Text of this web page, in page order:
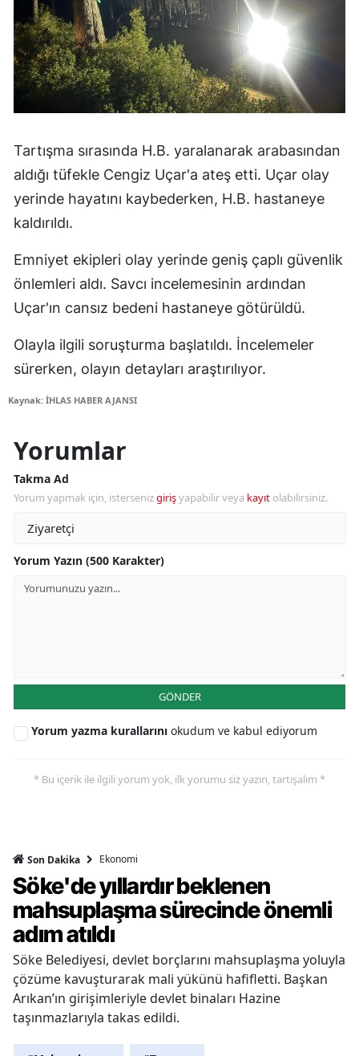
Tartışma sırasında H.B. yaralanarak arabasından
aldığı tüfekle Cengiz Uçar'a ateş etti. Uçar olay
yerinde hayatını kaybederken, H.B. hastaneye
kaldırıldı.
Emniyet ekipleri olay yerinde geniş çaplı güvenlik
önlemleri aldı. Savcı incelemesinin ardından
Uçar'ın cansız bedeni hastaneye götürüldü.
Olayla ilgili soruşturma başlatıldı. İncelemeler
sürerken, olayın detayları araştırılıyor.
Kaynak: İHLAS HABER AJANSI
Yorumlar
Takma Ad
Yorum yapmak için, istersenizgirişyapabilir veya kayıt olabilirsiniz.
Yorum Yazın (500 Karakter)
GÖNDER
Yorum yazma kurallarını okudum ve kabul ediyorum
* Bu içerik ile ilgili yorum yok, ilk yorumu siz yazın, tartışalım *
Son Dakika Ekonomi
Söke'de yıllardır beklenen
mahsuplaşma sürecinde önemli
adım atıldı
Söke Belediyesi, devlet borçlarını mahsuplaşma yoluyla
çözüme kavuşturarak mali yükünü hafifletti. Başkan
Arıkan’ın girişimleriyle devlet binaları Hazine
taşınmazlarıyla takas edildi.